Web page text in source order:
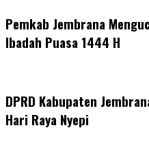
Pemkab Jembrana
Ibadah Puasa 1444 H
DPRD Kabupaten
Hari Raya Nyepi